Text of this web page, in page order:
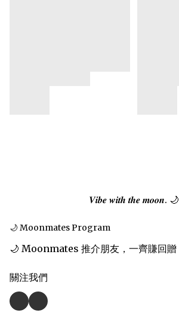
𝑽𝒊𝒃𝒆 𝒘𝒊𝒕𝒉 𝒕𝒉𝒆 𝒎𝒐𝒐𝒏. 🌙
🌙 Moonmates Program
🌙 Moonmates 推介朋友，一齊賺回贈
關注我們